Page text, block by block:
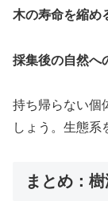
木の寿命を縮め
採集後の自然へ
持ち帰らない個
しょう。生態系
まとめ：